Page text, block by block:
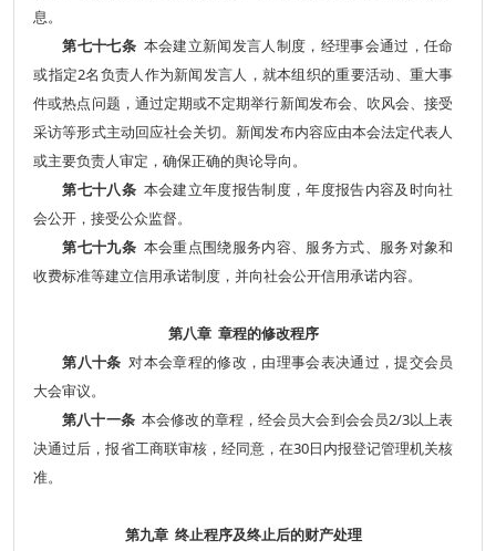
息。
第七十七条本会建立新闻发言人制度，经理事会通过，任命
或指定2名负责人作为新闻发言人，就本组织的重要活动、重大事
件或热点问题，通过定期或不定期举行新闻发布会、吹风会、接受
采访等形式主动回应社会关切。新闻发布内容应由本会法定代表人
或主要负责人审定，确保正确的舆论导向。
第七十八条本会建立年度报告制度，年度报告内容及时向社
会公开，接受公众监督。
第七十九条本会重点围绕服务内容、服务方式、服务对象和
收费标准等建立信用承诺制度，并向社会公开信用承诺内容。
第八章 章程的修改程序
第八十条 对本会章程的修改，由理事会表决通过，提交会员
大会审议。
第八十一条本会修改的章程，经会员大会到会会员2/3以上表
决通过后，报省工商联审核，经同意，在30日内报登记管理机关核
准。
第九章 终止程序及终止后的财产处理